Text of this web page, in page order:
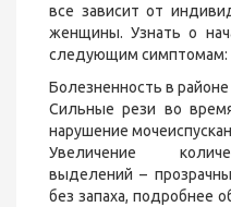
все зависит от
женщины. Узнать о
следующим симптомам:
Болезненность в
Сильные рези во
нарушение
Увеличение
выделений –
без запаха, подробнее